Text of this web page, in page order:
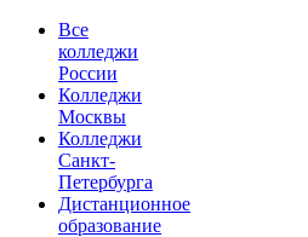
Все
колледжи
России
Колледжи
Москвы
Колледжи
Санкт-
Петербурга
Дистанционное
образование